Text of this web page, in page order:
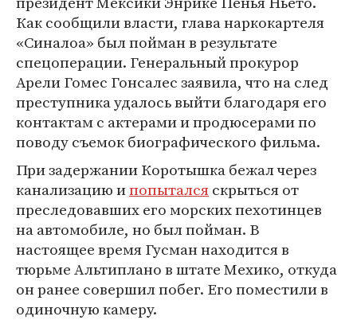
Как сообщили власти, глава наркокартеля
«Синалоа» был пойман в результате
спецоперации. Генеральный прокурор
Арели Гомес Гонсалес заявила, что на след
преступника удалось выйти благодаря его
контактам с актерами и продюсерами по
поводу съемок биографического фильма.
При задержании Коротышка бежал через
канализацию ипопыталсяскрыться от
преследовавших его морских пехотинцев
на автомобиле, но был пойман. В
настоящее время Гусман находится в
тюрьме Альтиплано в штате Мехико, откуда
он ранее совершил побег. Его поместили в
одиночную камеру.